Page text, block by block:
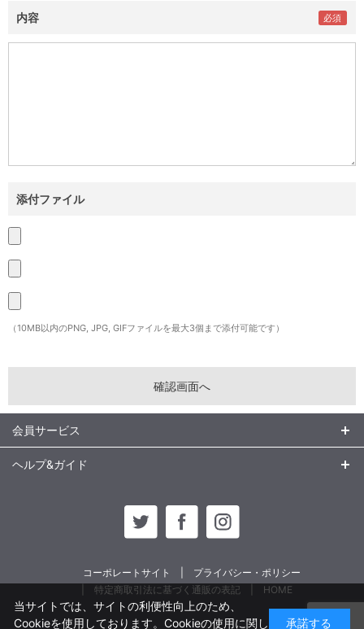
内容
添付ファイル
（10MB以内のPNG, JPG, GIFファイルを最大3個まで添付可能です）
会員サービス
ヘルプ&ガイド
コーポレートサイト
プライバシー・ポリシー
特定商取引法に基づく通販の表記
HOME
当サイトでは、サイトの利便性向上のため、
Cookieを使用しております。Cookieの使用に関し
承諾する